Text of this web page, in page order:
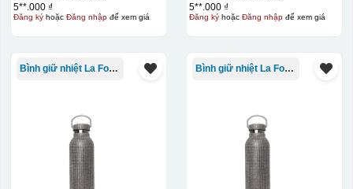
5**.000 ₫
Đăng kýhoặc Đăng nhậpđể xem giá
5**.000 ₫
Đăng kýhoặc Đăng nhậpđể xem giá
Bình giữ nhiệt La Fonte Bình giữ nhiệt La Fonte